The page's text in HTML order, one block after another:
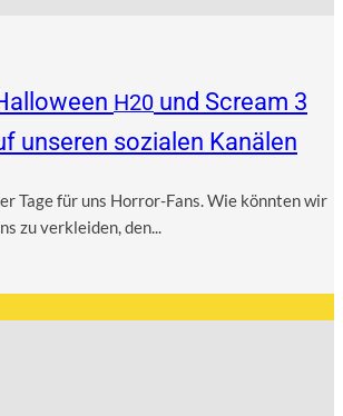
H20 und Scream 3
unseren sozialen Kanälen
Tage für uns Hor­ror-Fans. Wie könn­ten wir
zu ver­klei­den, den...